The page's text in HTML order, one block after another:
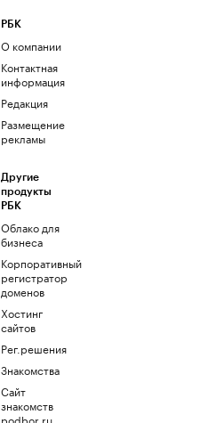
РБК
О компании
Контактная
информация
Редакция
Размещение
рекламы
Другие
продукты
РБК
Облако для
бизнеса
Корпоративный
регистратор
доменов
Хостинг
сайтов
Рег.решения
Знакомства
Сайт
знакомств
podbor.ru